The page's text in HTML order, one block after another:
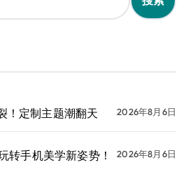
！定制主题潮翻天 2026年8月6日
转手机美学新姿势！ 2026年8月6日